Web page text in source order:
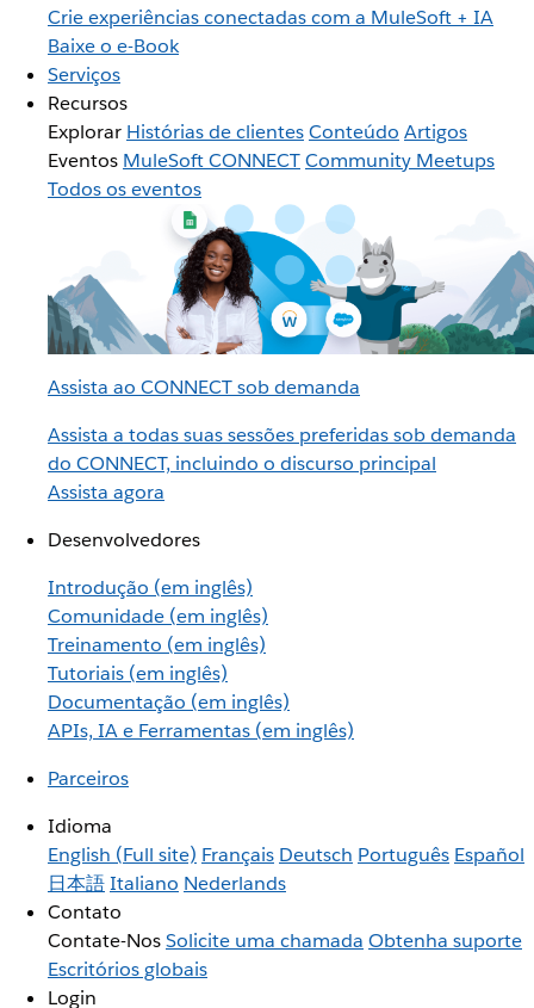
Crie experiências conectadas com a MuleSoft + IA
Baixe o e-Book
Serviços
Recursos
Explorar Histórias de clientesConteúdo Artigos
Eventos MuleSoft CONNECTCommunity Meetups
Todos os eventos
Assista ao CONNECT sob demanda
Assista a todas suas sessões preferidas sob demanda
do CONNECT, incluindo o discurso principal
Assista agora
Desenvolvedores
Introdução (em inglês)
Comunidade (em inglês)
Treinamento (em inglês)
Tutoriais (em inglês)
Documentação (em inglês)
APIs, IA e Ferramentas (em inglês)
Parceiros
Idioma
English (Full site) Français Deutsch Português Español
日本語Italiano Nederlands
Contato
Contate-NosSolicite uma chamada Obtenha suporte
Escritórios globais
Login